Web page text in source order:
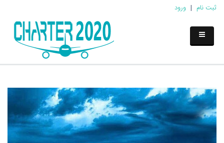
ثبت نام | ورود